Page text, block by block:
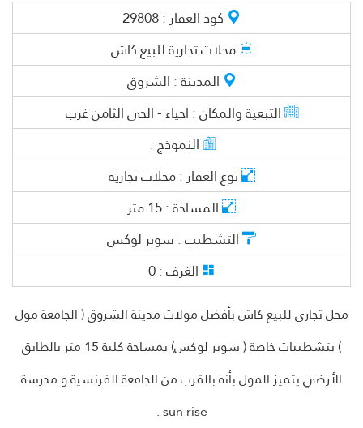
كود العقار :29808
محلات تجاريةللبيع كاش
المدينة :الشروق
التبعية والمكان :احياء - الحى الثامن غرب
النموذج :
نوع العقار :محلات تجارية
المساحة :15متر
التشطيب :سوبر لوكس
الغرف :0
محل تجاري للبيع كاش بأفضل مولات مدينة الشروق ( الجامعة مول
) بتشطيبات خاصة ( سوبر لوكس) بمساحة كلية 15 متر بالطابق
الأرضي يتميز المول بأنه بالقرب من الجامعة الفرنسية و مدرسة
sun rise .